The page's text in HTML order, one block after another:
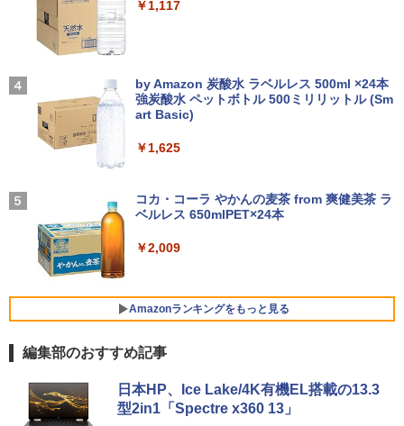
ows11 DVDドライブ Bluetooth HDMI O
ffice付き 中古パソコン 中古ノートPC 整
備済み
￥14,555
4
レビュー投稿 5年保証｜MS Office 2024
ws11 Office付｜スペック Core i5 第7世
代 メモリ 8GB 大容量 HDD 500GB テン
PC オフィス搭載
5
MS限定クーポンあり! 【Win11正式対
応】Webカメラ&テンキー付き ノートパ
第8世代｜HP 中古デスクトップパソコン
Windows11 office付き｜メモリ8GB SS
D256GB HDD500GB｜ デスクトップ Mi
可能｜デスクトップ 中古｜中古PC
デスクトップパソコン Windows11 Offic
e付き パソコン 新品｜インテル 第14世代
スクトップPC 2年保証 激安 高性能 ゲー
ム 本体のみ PC 高スペッ 初期設定済み
￥45,700
5
【中古】初心者も安心！おまかせゲーミ
で】 モニター 27インチ 100Hz FHD VA
￥13,980
非光沢 スピーカー内蔵 3年保証 ディスプ
レイ パソコンモニター PCモニター フル
イリスオーヤマ DT-JF *
ッチ選択】モバイルモニター 15.6インチ
自立スタンド モバイルモニター スタンド
ゲーミングモニター 1080PフルHD 高画
質 デュアルモニター サブモニター ポー
￥30,030
4
ー＞ [雑誌]
￥1,689
【 限定生産・特典つき 】YUZURU2027
羽生結弦カレンダー卓上版 [ 能登 直 ]
￥2,750
￥14,990
レスイヤホン bluetooth イヤホン V12 小型
軽量 ブルートゥースHi-Fi 最大36時間再生 ぶ
るーとゅーす コードレス ENCノイズキャン
付き 防水 タッチ式音量調整 スポーツ/通勤/通
￥1,964
Xiaomi シャオミ REDMI Buds 8 Lite ワイヤ
￥3,480
￥250
￥250
￥1,117
by Amazon 炭酸水 ラベルレス 500ml ×24本
強炭酸水 ペットボトル 500ミリリットル (Sm
art Basic)
￥1,625
コカ・コーラ やかんの麦茶 from 爽健美茶 ラ
ベルレス 650mlPET×24本
￥2,009
Amazonランキングをもっと見る
薬屋のひとりごと 17巻 (デジタル版ビッグガ
ンガンコミックス)
編集部のおすすめ記事
日本HP、Ice Lake/4K有機EL搭載の13.3
型2in1「Spectre x360 13」